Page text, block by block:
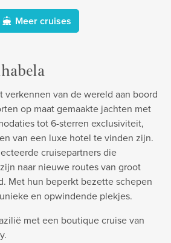
Meer cruises
van de wereld aan boord
op maat gemaakte jachten met
tot 6-sterren exclusiviteit,
van een luxe hotel te vinden zijn.
cruisepartners die
naar nieuwe routes van groot
Met hun beperkt bezette schepen
en opwindende plekjes.
met een boutique cruise van